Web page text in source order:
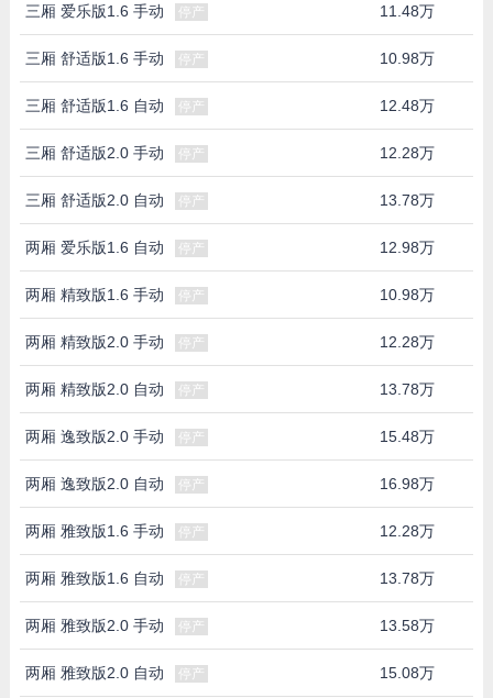
三厢 爱乐版1.6 手动 停产 11.48万
三厢 舒适版1.6 手动 停产 10.98万
三厢 舒适版1.6 自动 停产 12.48万
三厢 舒适版2.0 手动 停产 12.28万
三厢 舒适版2.0 自动 停产 13.78万
两厢 爱乐版1.6 自动 停产 12.98万
两厢 精致版1.6 手动 停产 10.98万
两厢 精致版2.0 手动 停产 12.28万
两厢 精致版2.0 自动 停产 13.78万
两厢 逸致版2.0 手动 停产 15.48万
两厢 逸致版2.0 自动 停产 16.98万
两厢 雅致版1.6 手动 停产 12.28万
两厢 雅致版1.6 自动 停产 13.78万
两厢 雅致版2.0 手动 停产 13.58万
两厢 雅致版2.0 自动 停产 15.08万